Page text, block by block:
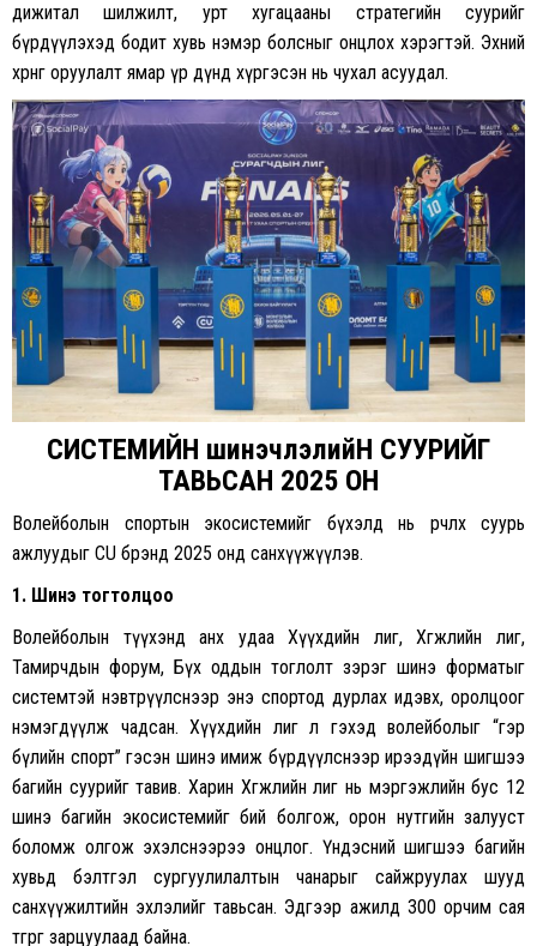
дижитал шилжилт, урт хугацааны стратегийн суурийг
бүрдүүлэхэд бодит хувь нэмэр болсныг онцлох хэрэгтэй. Эхний
хөрөнгө оруулалт ямар үр дүнд хүргэсэн нь чухал асуудал.
СИСТЕМИЙН шинэчлэлийН СУУРИЙГ
ТАВЬСАН 2025 ОН
Волейболын спортын экосистемийг бүхэлд нь өөрчлөх суурь
ажлуудыг CU брэнд 2025 онд санхүүжүүлэв.
1. Шинэ тогтолцоо
Волейболын түүхэнд анх удаа Хүүхдийн лиг, Хөгжлийн лиг,
Тамирчдын форум, Бүх оддын тоглолт зэрэг шинэ форматыг
системтэй нэвтрүүлснээр энэ спортод дурлах идэвх, оролцоог
нэмэгдүүлж чадсан. Хүүхдийн лиг л гэхэд волейболыг “гэр
бүлийн спорт” гэсэн шинэ имиж бүрдүүлснээр ирээдүйн шигшээ
багийн суурийг тавив. Харин Хөгжлийн лиг нь мэргэжлийн бус 12
шинэ багийн экосистемийг бий болгож, орон нутгийн залууст
боломж олгож эхэлснээрээ онцлог. Үндэсний шигшээ багийн
хувьд бэлтгэл сургуулилалтын чанарыг сайжруулах шууд
санхүүжилтийн эхлэлийг тавьсан. Эдгээр ажилд 300 орчим сая
төгрөг зарцуулаад байна.